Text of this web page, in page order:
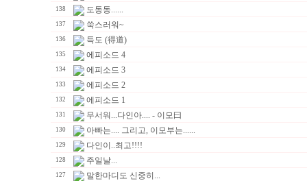
138 도동동......
137 쑥스러워~
136 득도 (得道)
135 에피소드 4
134 에피소드 3
133 에피소드 2
132 에피소드 1
131 무서워...다인아.... - 이모曰
130 아빠는.... 그리고, 이모부는......
129 다인이..최고!!!!
128 주일날...
127 말한마디도 신중히...